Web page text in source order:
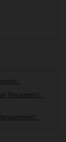
）
Placement）
）